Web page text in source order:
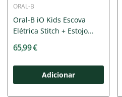
ORAL-B
Oral-B iO Kids Escova
Elétrica Stitch + Estojo...
65,99 €
Adicionar